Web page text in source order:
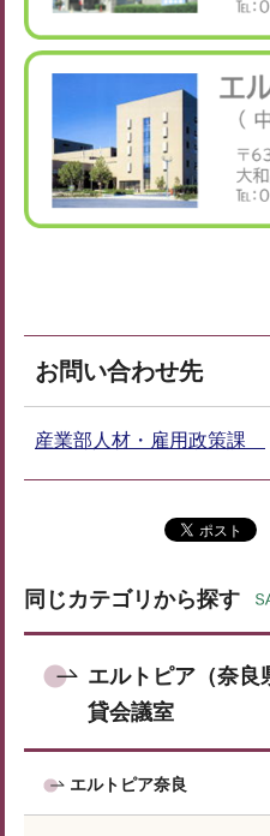
お問い合わせ先
産業部人材・雇用政策課
同じカテゴリから探す
エルトピア（奈良
貸会議室
エルトピア奈良